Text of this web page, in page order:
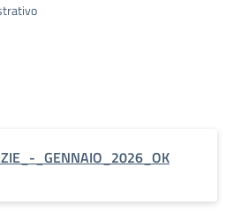
_GENNAIO_2026_OK